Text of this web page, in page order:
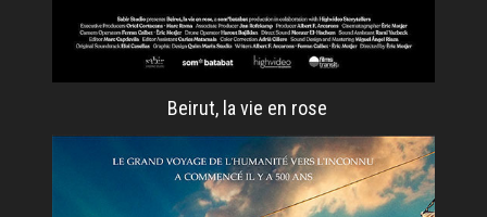
Beirut, la vie en rose